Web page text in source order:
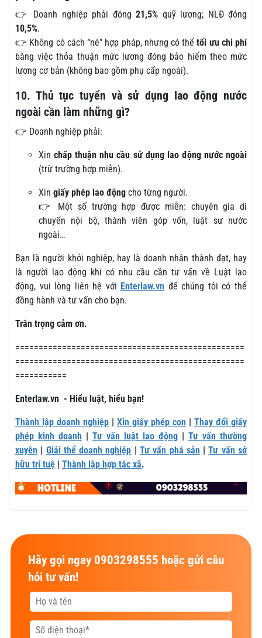
👉 Doanh nghiệp phải đóng 21,5% quỹ lương; NLĐ đóng
10,5%.
👉 Không có cách “né” hợp pháp, nhưng có thểtối ưu chi phí
bằng việc thỏa thuận mức lương đóng bảo hiểm theo mức
lương cơ bản (không bao gồm phụ cấp ngoài).
10. Thủ tục tuyển và sử dụng lao động nước
ngoài cần làm những gì?
👉 Doanh nghiệp phải:
Xinchấp thuận nhu cầu sử dụng lao động nước ngoài
(trừ trường hợp miễn).
Xin giấy phép lao động cho từng người.
👉 Một số trường hợp được miễn: chuyên gia di
chuyển nội bộ, thành viên góp vốn, luật sư nước
ngoài…
Bạn là người khởi nghiệp, hay là doanh nhân thành đạt, hay
là người lao động khi có nhu cầu cần tư vấn về Luật lao
động, vui lòng liên hệ với Enterlaw.vn để chúng tôi có thể
đồng hành và tư vấn cho bạn.
Trân trọng cảm ơn.
=================================================
=================================================
===========
Enterlaw.vn - Hiểu luật, hiểu bạn!
Thành lập doanh nghiệp | Xin giấy phép con | Thay đổi giấy
phép kinh doanh | Tư vấn luật lao động | Tư vấn thường
xuyên | Giải thể doanh nghiệp |Tư vấn phá sản |Tư vấn sở
hữu trí tuệ | Thành lập hợp tác xã.
Hãy gọi ngay 0903298555 hoặc gửi câu
hỏi tư vấn!